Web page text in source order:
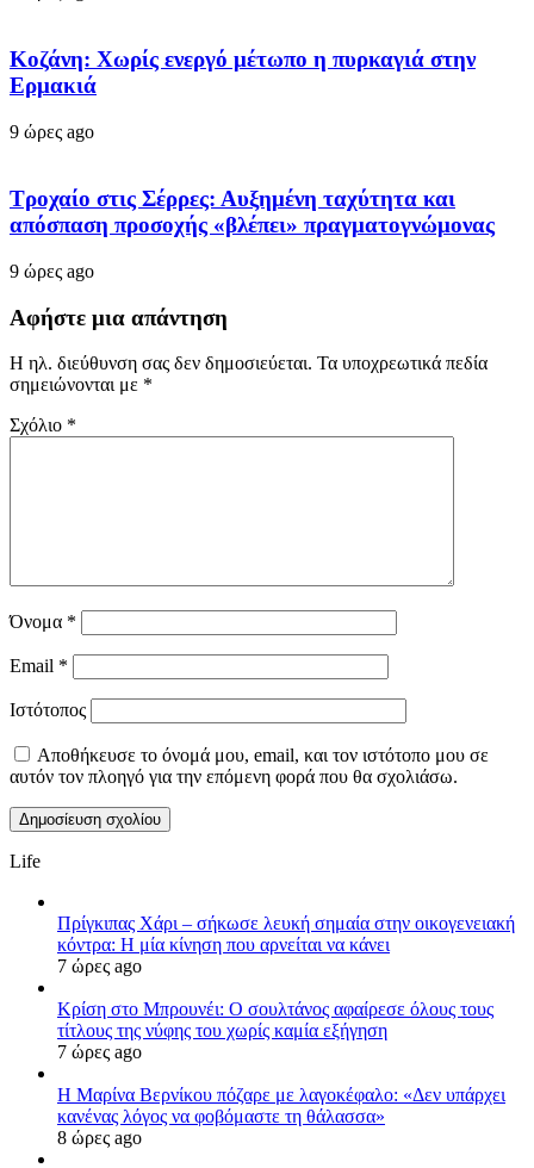
Κοζάνη: Χωρίς ενεργό μέτωπο η πυρκαγιά στην
Ερμακιά
9 ώρες ago
Τροχαίο στις Σέρρες: Αυξημένη ταχύτητα και
απόσπαση προσοχής «βλέπει» πραγματογνώμονας
9 ώρες ago
Αφήστε μια απάντηση
Η ηλ. διεύθυνση σας δεν δημοσιεύεται. Τα υποχρεωτικά πεδία
σημειώνονται με *
Σχόλιο *
Όνομα *
Email *
Ιστότοπος
Αποθήκευσε το όνομά μου, email, και τον ιστότοπο μου σε
αυτόν τον πλοηγό για την επόμενη φορά που θα σχολιάσω.
Life
Πρίγκιπας Χάρι – σήκωσε λευκή σημαία στην οικογενειακή
κόντρα: Η μία κίνηση που αρνείται να κάνει
7 ώρες ago
Κρίση στο Μπρουνέι: Ο σουλτάνος αφαίρεσε όλους τους
τίτλους της νύφης του χωρίς καμία εξήγηση
7 ώρες ago
Η Μαρίνα Βερνίκου πόζαρε με λαγοκέφαλο: «Δεν υπάρχει
κανένας λόγος να φοβόμαστε τη θάλασσα»
8 ώρες ago